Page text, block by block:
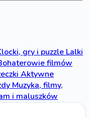
gry i puzzleLalki
filmów
Aktywne
Muzyka, filmy,
i maluszków